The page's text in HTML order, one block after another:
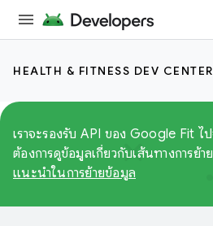
HEALTH & FITNESS DEV CENTER
เราจะรองรับ API ของ Google Fit
ต้องการดูข้อมูลเกี่ยวกับเส้นทางการย้
แนะนำในการย้ายข้อมูล